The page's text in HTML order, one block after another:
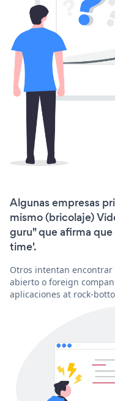
Algunas empresas
mismo (bricolaje)
guru" que afirma
time'.
Otros intentan encontrar
abierto o foreign
aplicaciones at rock-